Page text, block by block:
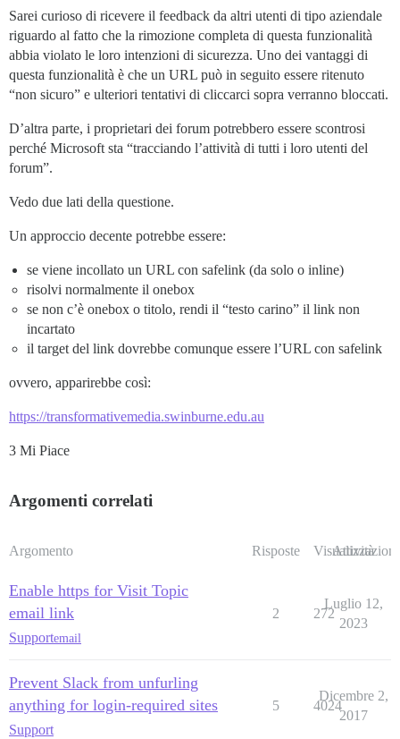
Sarei curioso di ricevere il feedback da altri utenti di tipo aziendale
riguardo al fatto che la rimozione completa di questa funzionalità
abbia violato le loro intenzioni di sicurezza. Uno dei vantaggi di
questa funzionalità è che un URL può in seguito essere ritenuto
“non sicuro” e ulteriori tentativi di cliccarci sopra verranno bloccati.
D’altra parte, i proprietari dei forum potrebbero essere scontrosi
perché Microsoft sta “tracciando l’attività di tutti i loro utenti del
forum”.
Vedo due lati della questione.
Un approccio decente potrebbe essere:
se viene incollato un URL con safelink (da solo o inline)
risolvi normalmente il onebox
se non c’è onebox o titolo, rendi il “testo carino” il link non
incartato
il target del link dovrebbe comunque essere l’URL con safelink
ovvero, apparirebbe così:
https://transformativemedia.swinburne.edu.au
3 Mi Piace
Argomenti correlati
Argomento Risposte Visualizzazioni
Attività
Enable https for Visit Topic
email link
Supportemail
2 272
Luglio 12,
2023
Prevent Slack from unfurling
anything for login-required sites
Support
5 4024
Dicembre 2,
2017